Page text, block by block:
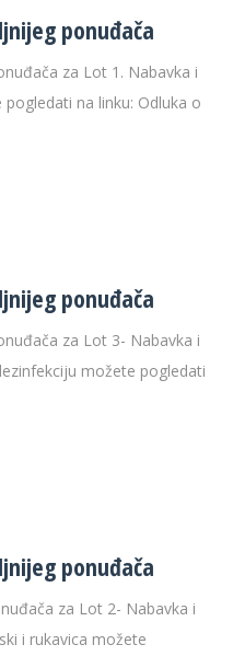
ponuđača
za Lot 1. Nabavka i
na linku: Odluka o
ponuđača
za Lot 3- Nabavka i
možete pogledati
ponuđača
za Lot 2- Nabavka i
i rukavica možete